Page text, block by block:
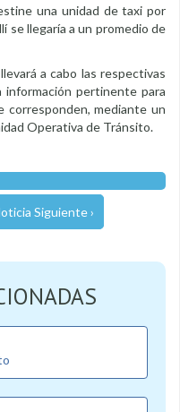
una unidad de taxi por
se llegaría a un promedio de
a cabo las respectivas
pertinente para
corresponden, mediante un
Operativa de Tránsito.
Siguiente ›